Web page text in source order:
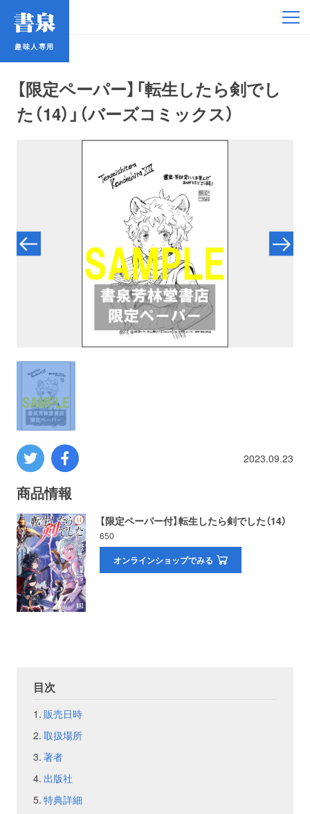
趣味人専用
【限定ペーパー】「転生したら剣でし
た（14）」（バーズコミックス）
2023.09.23
商品情報
【限定ペーパー付】転生したら剣でした（14）
650
オンラインショップでみる
目次
販売日時
取扱場所
著者
出版社
特典詳細
趣味人専用
数学
コンピューター
ミリタリー
その他
イベント
フェア お知らせ
会社概要